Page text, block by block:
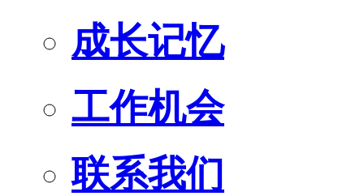
成长记忆
工作机会
联系我们